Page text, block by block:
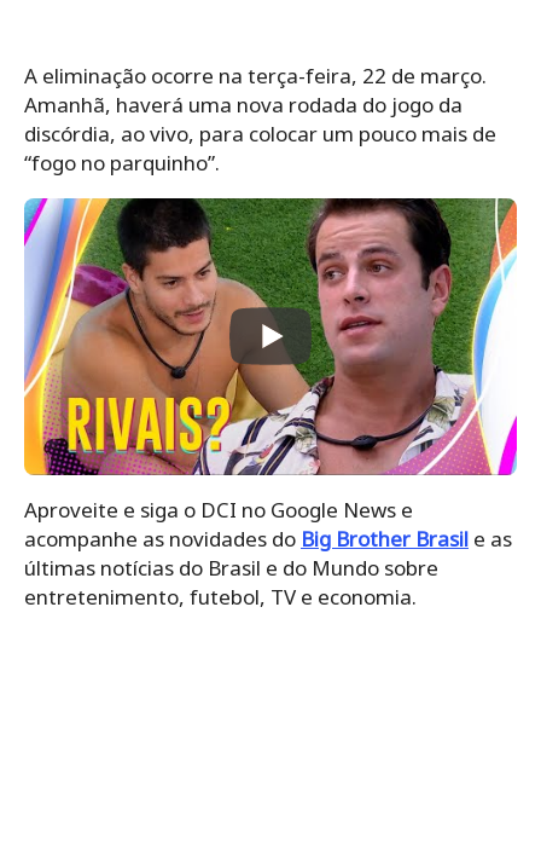
A eliminação ocorre na terça-feira, 22 de março.
Amanhã, haverá uma nova rodada do jogo da
discórdia, ao vivo, para colocar um pouco mais de
“fogo no parquinho”.
Aproveite e siga o DCI no Google News e
acompanhe as novidades do Big Brother Brasil e as
últimas notícias do Brasil e do Mundo sobre
entretenimento, futebol, TV e economia.